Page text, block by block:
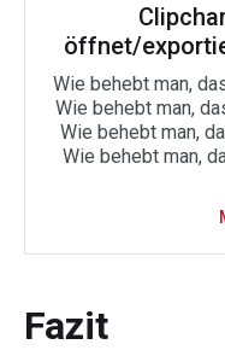
öffnet/
Wie behebt man,
Wie behebt man,
Wie behebt man,
Wie behebt man,
Fazit